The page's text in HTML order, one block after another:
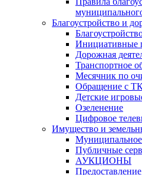
Благоустройство и
Инициативные
Дорожная
Транспортное
Месячник по
Обращение с
Детские
Озеленение
Цифровое
Имущество и
Публичные
АУКЦИОНЫ